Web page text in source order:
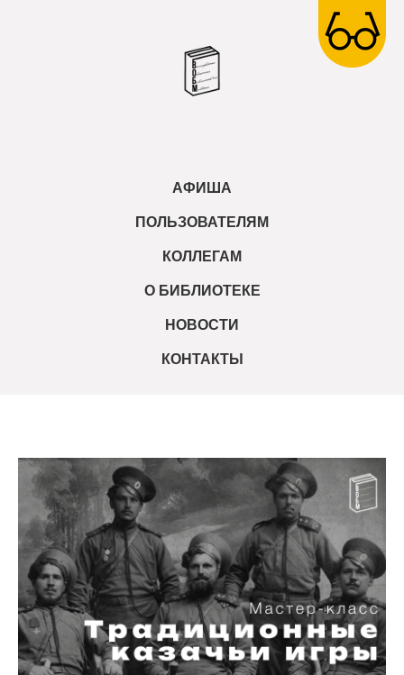
АФИША
ПОЛЬЗОВАТЕЛЯМ
КОЛЛЕГАМ
О БИБЛИОТЕКЕ
НОВОСТИ
КОНТАКТЫ